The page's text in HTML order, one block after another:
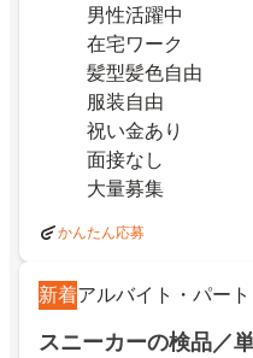
男性活躍中
在宅ワーク
髪型髪色自由
服装自由
祝い金あり
面接なし
大量募集
かんたん応募
新着アルバイト・パート
スニーカーの検品／